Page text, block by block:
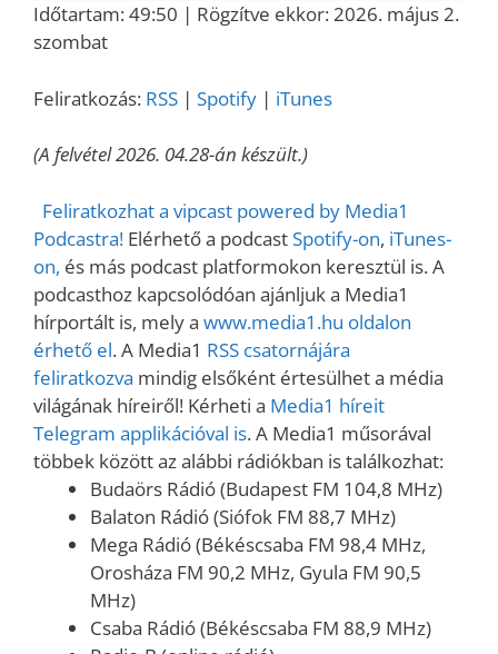
RSS
MEGOSZT
ÁS
LINK
Időtartam: 49:50 | Rögzítve ekkor: 2026. május 2.
szombat
Feliratkozás: RSS | Spotify | iTunes
(A felvétel 2026. 04.28-án készült.)
Feliratkozhat a vipcast powered by Media1
Podcastra! Elérhető a podcastSpotify-on, iTunes-
on, és más podcast platformokon keresztül is. A
podcasthoz kapcsolódóan ajánljuk a Media1
hírportált is, mely a www.media1.hu oldalon
érhető el. A Media1 RSS csatornájára
feliratkozva mindig elsőként értesülhet a média
világának híreiről! Kérheti a Media1 híreit
Telegram applikációval is. A Media1 műsorával
többek között az alábbi rádiókban is találkozhat:
Budaörs Rádió (Budapest FM 104,8 MHz)
Balaton Rádió (Siófok FM 88,7 MHz)
Mega Rádió (Békéscsaba FM 98,4 MHz,
Orosháza FM 90,2 MHz, Gyula FM 90,5
MHz)
Csaba Rádió (Békéscsaba FM 88,9 MHz)